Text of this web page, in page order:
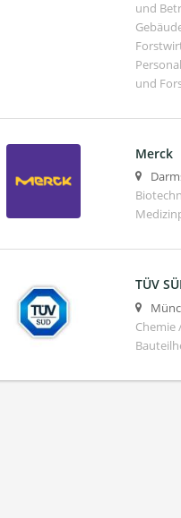
und
und
Merck
TÜV